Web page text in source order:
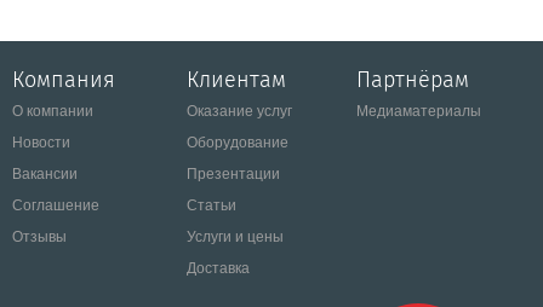
Компания
О компании
Новости
Вакансии
Соглашение
Отзывы
Клиентам
Оказание услуг
Оборудование
Презентации
Статьи
Услуги и цены
Доставка
Партнёрам
Медиаматериалы